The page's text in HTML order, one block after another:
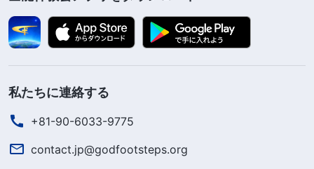
私たちに連絡する
+81-90-6033-9775
contact.jp@godfootsteps.org